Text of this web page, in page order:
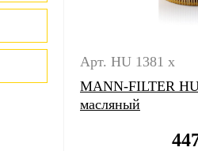
Арт. HU 1381 x
MANN-FILTER
масляный